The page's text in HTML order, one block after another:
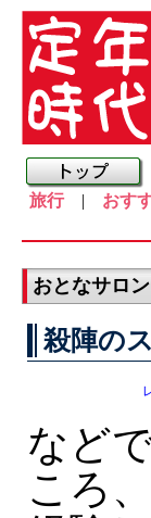
旅行| おす
おとなサロ
殺陣の
など
ころ